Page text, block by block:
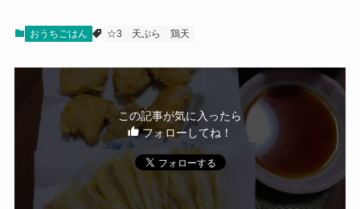
おうちごはん ☆3 天ぷら 鶏天
この記事が気に入ったら
フォローしてね！